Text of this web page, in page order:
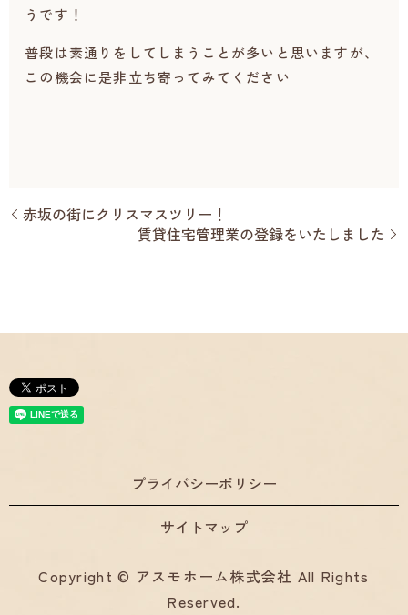
うです！
普段は素通りをしてしまうことが多いと思いますが、
この機会に是非立ち寄ってみてください
赤坂の街にクリスマスツリー！
賃貸住宅管理業の登録をいたしました
プライバシーポリシー
サイトマップ
Copyright © アスモホーム株式会社 All Rights
Reserved.